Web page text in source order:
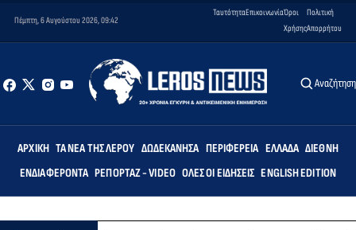
Πέμπτη, 6 Αυγούστου 2026, 09:42
ΤαυτότηταΕπικοινωνίαΌροι
Χρήσης
Πολιτική
Απορρήτου
Αναζήτηση
ΑΡΧΙΚΉ ΤΑ ΝΈΑ ΤΗΣ ΛΈΡΟΥ ΔΩΔΕΚΆΝΗΣΑ ΠΕΡΙΦΈΡΕΙΑ ΕΛΛΆΔΑ ΔΙΕΘΝΉ
ΕΝΔΙΑΦΈΡΟΝΤΑ ΡΕΠΟΡΤΆΖ - VIDEO ΌΛΕΣ ΟΙ ΕΙΔΉΣΕΙΣ ENGLISH EDITION